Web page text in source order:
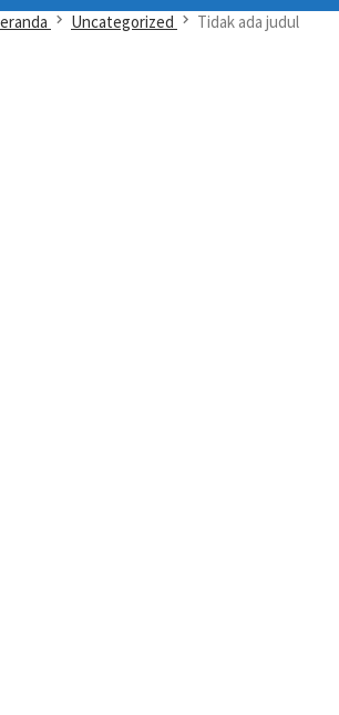
Uncategorized Tidak ada judul